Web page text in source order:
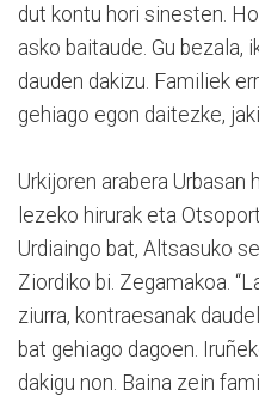
dut kontu hori sinesten.
asko baitaude. Gu bezala,
dauden dakizu. Familiek
gehiago egon daitezke,
Urkijoren arabera Urbasan
lezeko hirurak eta
Urdiaingo bat, Altsasuko
Ziordiko bi. Zegamakoa.
ziurra, kontraesanak
bat gehiago dagoen.
dakigu non. Baina zein